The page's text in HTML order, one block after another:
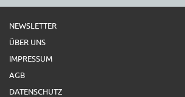
NEWSLETTER
ÜBER UNS
IMPRESSUM
AGB
DATENSCHUTZ